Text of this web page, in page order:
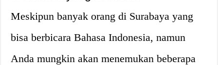
Meskipun banyak orang di Surabaya yang
bisa berbicara Bahasa Indonesia, namun
Anda mungkin akan menemukan beberapa